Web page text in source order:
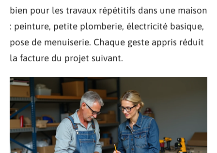
bien pour les travaux répétitifs dans une maison
: peinture, petite plomberie, électricité basique,
pose de menuiserie. Chaque geste appris réduit
la facture du projet suivant.